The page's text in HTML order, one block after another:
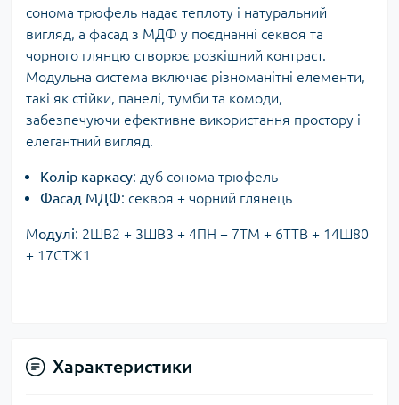
сонома трюфель надає теплоту і натуральний
вигляд, а фасад з МДФ у поєднанні секвоя та
чорного глянцю створює розкішний контраст.
Модульна система включає різноманітні елементи,
такі як стійки, панелі, тумби та комоди,
забезпечуючи ефективне використання простору і
елегантний вигляд.
Колір каркасу: дуб сонома трюфель
Фасад МДФ: секвоя + чорний глянець
Модулі: 2ШВ2 + 3ШВ3 + 4ПН + 7ТМ + 6ТТВ + 14Ш80
+ 17СТЖ1
Характеристики